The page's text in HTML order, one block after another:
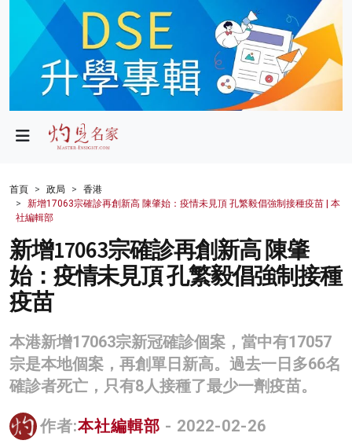
政局
財經
生活
健康
商業
科技
影片
名家榜
關於我們
首頁 政局
香港
新增17063宗確診再創新高 陳肇始：疫情未見頂 孔繁毅倡強制接種疫苗 | 本
社編輯部
新增17063宗確診再創新高 陳肇
始：疫情未見頂 孔繁毅倡強制接種
疫苗
本港新增17063宗新冠確診個案，當中有17057
宗是本地個案，再創單日新高。過去一日多66名
確診者死亡，只有8人接種了最少一劑疫苗。
作者:本社編輯部 - 2022-02-26